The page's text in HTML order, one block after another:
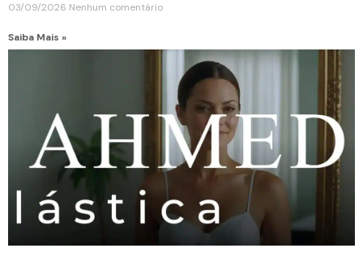
03/09/2026 Nenhum comentário
Saiba Mais »